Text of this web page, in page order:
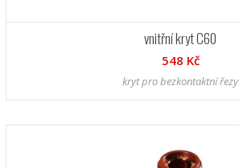
vnitřní kryt C60
548 Kč
kryt pro bezkontaktní řezy